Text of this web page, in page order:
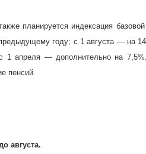
планируется индексация
году; с 1 августа — на
1 апреля — дополнительно на
пенсий.
августа.